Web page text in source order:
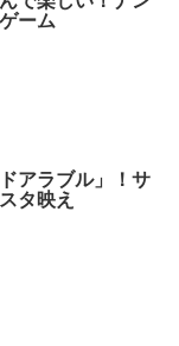
ーム
アラブル」！サ
タ映え